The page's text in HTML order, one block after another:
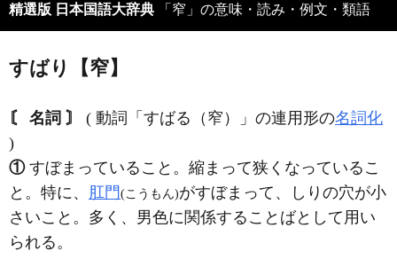
精選版 日本国語大辞典 「窄」の意味・読み・例文・類語
すばり【窄】
〘 名詞 〙 ( 動詞「すばる（窄）」の連用形の名詞化
)
①すぼまっていること。縮まって狭くなっているこ
と。特に、 肛門(こうもん)がすぼまって、しりの穴が小
さいこと。多く、男色に関係することばとして用い
られる。